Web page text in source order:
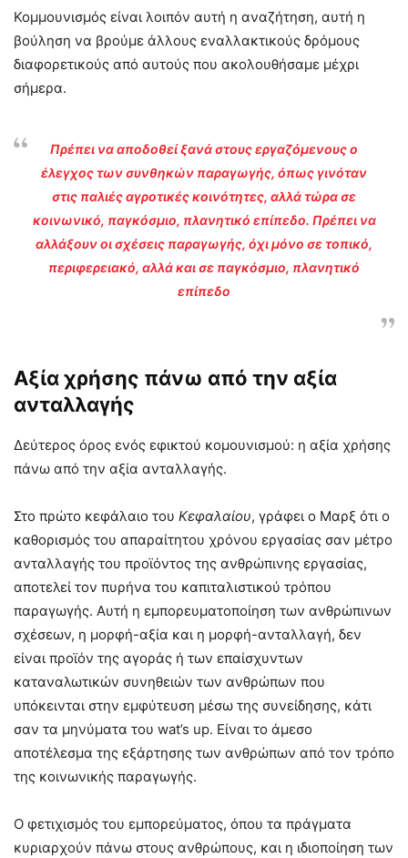
Κομμουνισμός είναι λοιπόν αυτή η αναζήτηση, αυτή η
βούληση να βρούμε άλλους εναλλακτικούς δρόμους
διαφορετικούς από αυτούς που ακολουθήσαμε μέχρι
σήμερα.
Πρέπει να αποδοθεί ξανά στους εργαζόμενους ο
έλεγχος των συνθηκών παραγωγής, όπως γινόταν
στις παλιές αγροτικές κοινότητες, αλλά τώρα σε
κοινωνικό, παγκόσμιο, πλανητικό επίπεδο. Πρέπει να
αλλάξουν οι σχέσεις παραγωγής, όχι μόνο σε τοπικό,
περιφερειακό, αλλά και σε παγκόσμιο, πλανητικό
επίπεδο
Αξία χρήσης πάνω από την αξία
ανταλλαγής
Δεύτερος όρος ενός εφικτού κομουνισμού: η αξία χρήσης
πάνω από την αξία ανταλλαγής.
Στο πρώτο κεφάλαιο του Κεφαλαίου, γράφει ο Μαρξ ότι ο
καθορισμός του απαραίτητου χρόνου εργασίας σαν μέτρο
ανταλλαγής του προϊόντος της ανθρώπινης εργασίας,
αποτελεί τον πυρήνα του καπιταλιστικού τρόπου
παραγωγής. Αυτή η εμπορευματοποίηση των ανθρώπινων
σχέσεων, η μορφή-αξία και η μορφή-ανταλλαγή, δεν
είναι προϊόν της αγοράς ή των επαίσχυντων
καταναλωτικών συνηθειών των ανθρώπων που
υπόκεινται στην εμφύτευση μέσω της συνείδησης, κάτι
σαν τα μηνύματα του wat’s up. Είναι το άμεσο
αποτέλεσμα της εξάρτησης των ανθρώπων από τον τρόπο
της κοινωνικής παραγωγής.
Ο φετιχισμός του εμπορεύματος, όπου τα πράγματα
κυριαρχούν πάνω στους ανθρώπους, και η ιδιοποίηση των